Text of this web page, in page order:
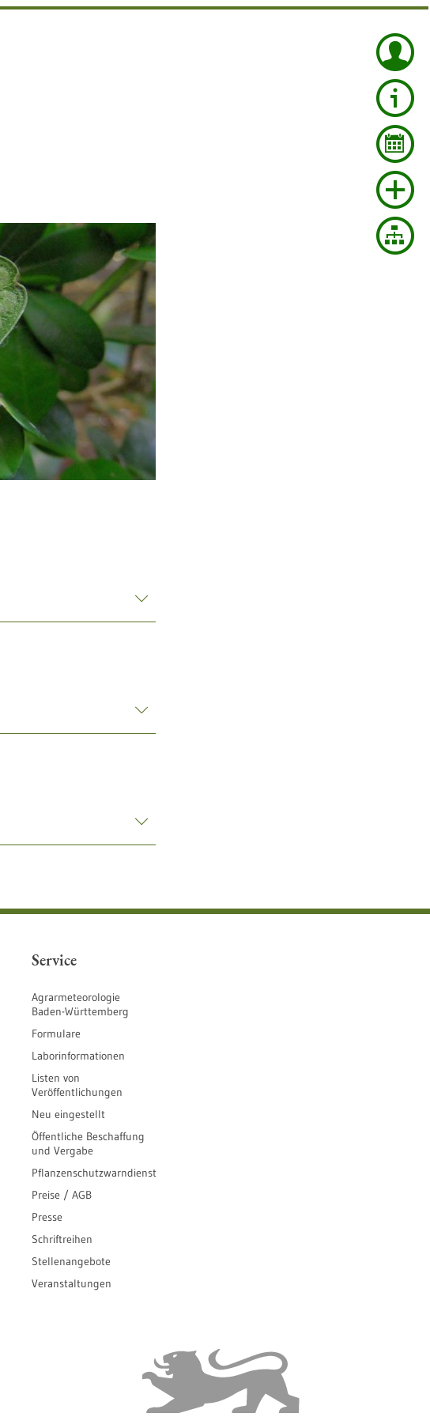
Service
Agrarmeteorologie
Baden-Württemberg
Formulare
Laborinformationen
Listen von
Veröffentlichungen
Neu eingestellt
Öffentliche Beschaffung
und Vergabe
Pflanzenschutzwarndienst
Preise / AGB
Presse
Schriftreihen
Stellenangebote
Veranstaltungen